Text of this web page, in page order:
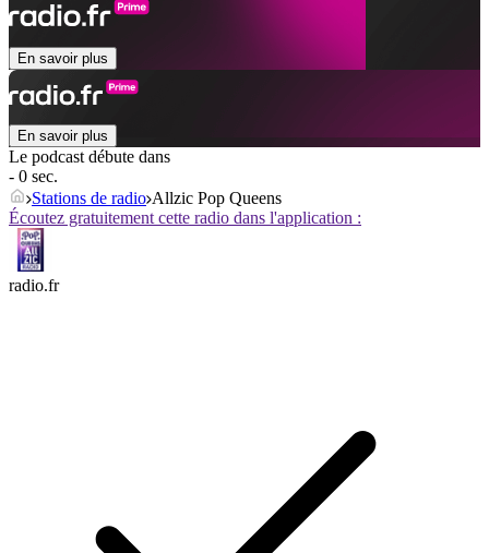
En savoir plus
En savoir plus
Le podcast débute dans
- 0 sec.
Stations de radio Allzic Pop Queens
Écoutez gratuitement cette radio dans l'application :
radio.fr